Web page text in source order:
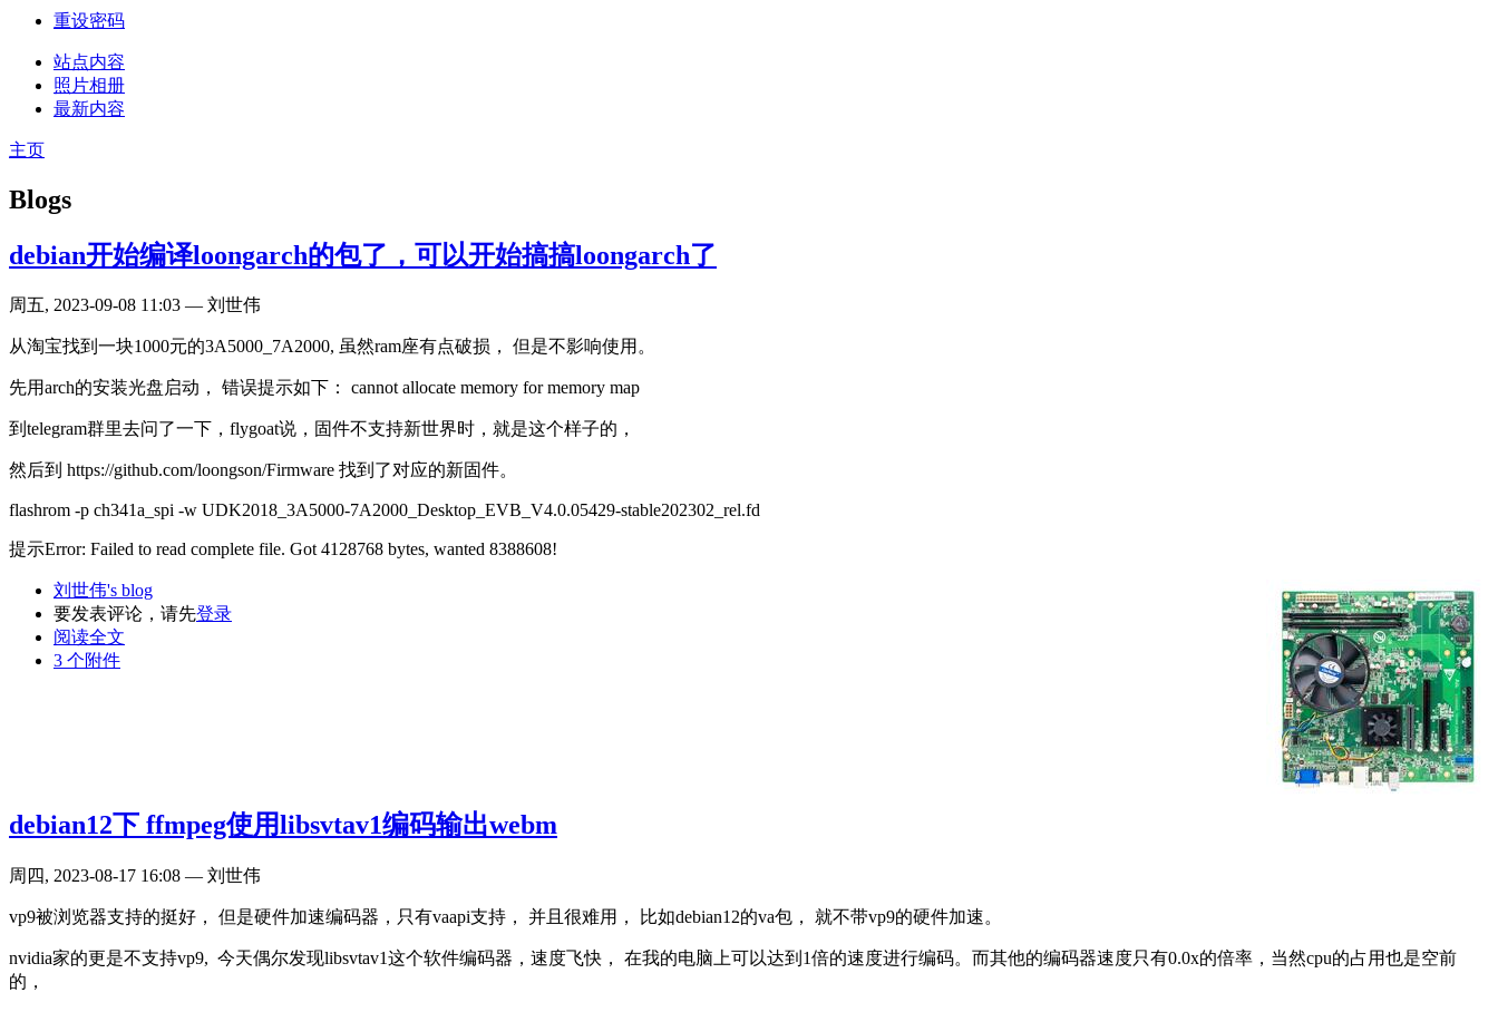
重设密码
站点内容
照片相册
最新内容
主页
Blogs
debian开始编译loongarch的包了，可以开始搞搞loongarch了
周五, 2023-09-08 11:03 — 刘世伟
从淘宝找到一块1000元的3A5000_7A2000, 虽然ram座有点破损， 但是不影响使用。
先用arch的安装光盘启动， 错误提示如下： cannot allocate memory for memory map
到telegram群里去问了一下，flygoat说，固件不支持新世界时，就是这个样子的，
然后到 https://github.com/loongson/Firmware 找到了对应的新固件。
flashrom -p ch341a_spi -w UDK2018_3A5000-7A2000_Desktop_EVB_V4.0.05429-stable202302_rel.fd
提示Error: Failed to read complete file. Got 4128768 bytes, wanted 8388608!
刘世伟's blog
要发表评论，请先登录
阅读全文
3 个附件
debian12下 ffmpeg使用libsvtav1编码输出webm
周四, 2023-08-17 16:08 — 刘世伟
vp9被浏览器支持的挺好， 但是硬件加速编码器，只有vaapi支持， 并且很难用， 比如debian12的va包， 就不带vp9的硬件加速。
nvidia家的更是不支持vp9, 今天偶尔发现libsvtav1这个软件编码器，速度飞快， 在我的电脑上可以达到1倍的速度进行编码。而其他的编码器速度只有0.0x的倍率，当然cpu的占用也是空前
的，